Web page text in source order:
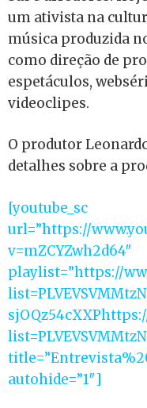
um ativista na
música produzida
como direção de
espetáculos,
videoclipes.
O produtor
detalhes sobre a
[youtube_sc
url=”https://
v=mZCYZwh2d64″
playlist=”https://
autohide=”1″]